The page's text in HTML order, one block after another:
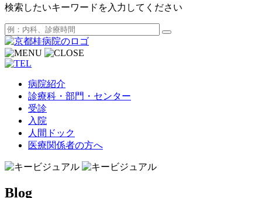
検索したいキーワードを入力してください
病院紹介
診療科・部門・センター
受診
入院
人間ドック
医療関係者の方へ
Blog